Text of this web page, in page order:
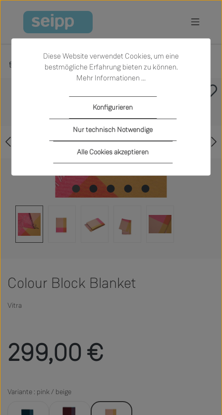
Zum Hauptinhalt springen
Produkte Textilien und Teppiche
Colour Block Blanket
Vitra
299,00 €
Variante : pink / beige
Diese Website verwendet Cookies, um eine
bestmögliche Erfahrung bieten zu können.
Mehr Informationen ...
Nur technisch Notwendige
Konfigurieren
Alle Cookies akzeptieren